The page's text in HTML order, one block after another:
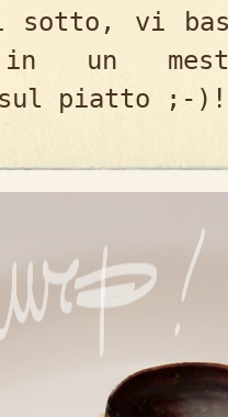
sotto, vi
un
sul piatto ;-)!